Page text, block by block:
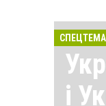
СПЕЦТЕМА
і